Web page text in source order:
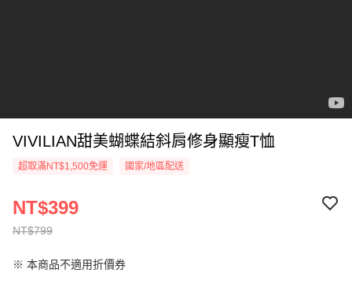
VIVILIAN甜美蝴蝶結斜肩修身顯瘦T恤
超取滿NT$1,500免運 國家/地區配送
NT$799
NT$399
※ 本商品不適用折價券